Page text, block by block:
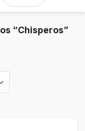
“Chisperos”